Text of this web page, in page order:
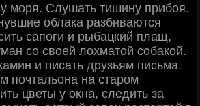
моря. Слушать тишину прибоя.
облака разбиваются
сапоги и рыбацкий плащ,
со своей лохматой собакой.
и писать друзьям письма.
почтальона на старом
цветы у окна, следить за